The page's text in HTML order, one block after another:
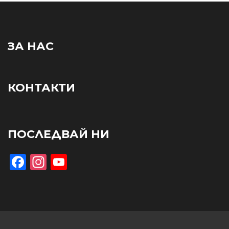
ЗА НАС
КОНТАКТИ
ПОСЛЕДВАЙ НИ
Facebook
Instagram